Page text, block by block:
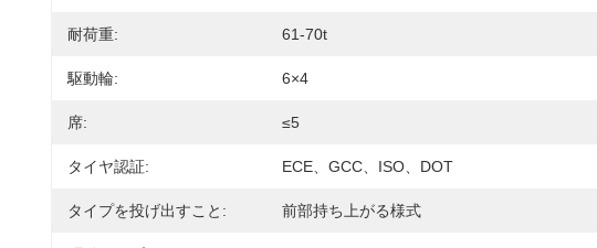
耐荷重: 61-70t
駆動輪: 6×4
席: ≤5
タイヤ認証: ECE、GCC、ISO、DOT
タイプを投げ出すこと: 前部持ち上がる様式